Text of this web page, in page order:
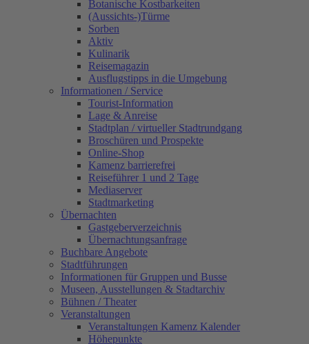
Botanische Kostbarkeiten
(Aussichts-)Türme
Sorben
Aktiv
Kulinarik
Reisemagazin
Ausflugstipps in die Umgebung
Informationen / Service
Tourist-Information
Lage & Anreise
Stadtplan / virtueller Stadtrundgang
Broschüren und Prospekte
Online-Shop
Kamenz barrierefrei
Reiseführer 1 und 2 Tage
Mediaserver
Stadtmarketing
Übernachten
Gastgeberverzeichnis
Übernachtungsanfrage
Buchbare Angebote
Stadtführungen
Informationen für Gruppen und Busse
Museen, Ausstellungen & Stadtarchiv
Bühnen / Theater
Veranstaltungen
Veranstaltungen Kamenz Kalender
Höhepunkte